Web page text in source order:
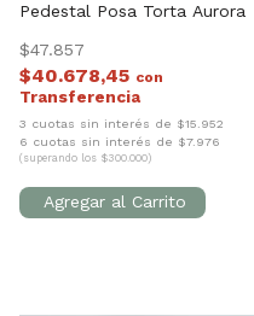
Pedestal Posa Torta Aurora
$47.857
$40.678,45 con
3 cuotas sin interés de $15.952
6 cuotas sin interés de $7.976
(superando los $300.000)